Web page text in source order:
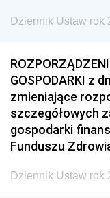
Dziennik Ustaw rok
GOSPODARKI z
zmieniające
szczegółowych
gospodarki
Funduszu
Dziennik Ustaw rok